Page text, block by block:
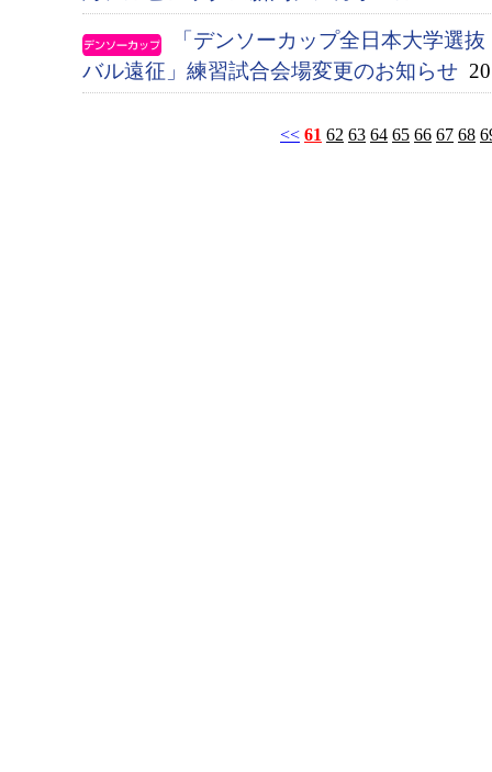
「デンソーカップ全日本大学選
バル遠征」練習試合会場変更のお知らせ
<< 61 62 63 64 65 66 67 68